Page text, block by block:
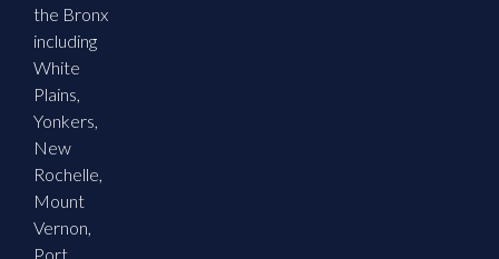
the Bronx
including
White
Plains,
Yonkers,
New
Rochelle,
Mount
Vernon,
Port